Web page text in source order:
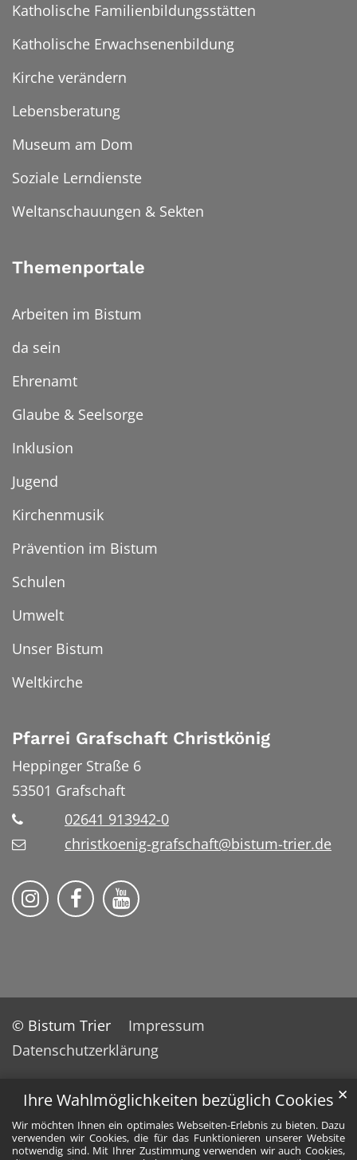
Ihre Wahlmöglichkeiten bezüglich Cookies
Wir möchten Ihnen ein optimales Webseiten-Erlebnis zu bieten. Dazu
verwenden wir Cookies, die für das Funktionieren unserer Website
notwendig sind. Mit Ihrer Zustimmung verwenden wir auch Cookies,
✕
Katholische Familienbildungsstätten
Katholische Erwachsenenbildung
Kirche verändern
Lebensberatung
Museum am Dom
Soziale Lerndienste
Weltanschauungen & Sekten
Themenportale
Arbeiten im Bistum
da sein
Ehrenamt
Glaube & Seelsorge
Inklusion
Jugend
Kirchenmusik
Prävention im Bistum
Schulen
Umwelt
Unser Bistum
Weltkirche
Pfarrei Grafschaft Christkönig
Heppinger Straße 6
53501 Grafschaft
02641 913942-0
christkoenig-grafschaft@bistum-trier.de
Pfarreiengemeinschaft Grafschaft auf
Pfarreiengemeinschaft Grafschaft
Pfarreiengemeinschaft
© Bistum Trier
Impressum
Datenschutzerklärung